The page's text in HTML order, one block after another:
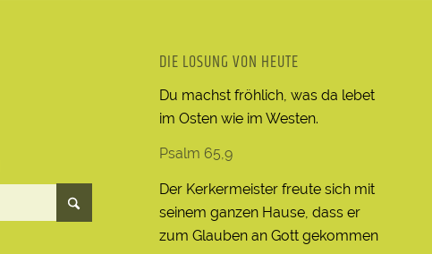
DIE LOSUNG VON HEUTE
Du machst fröhlich, was da lebet
im Osten wie im Westen.
Psalm 65,9
Der Kerkermeister freute sich mit
seinem ganzen Hause, dass er
zum Glauben an Gott gekommen